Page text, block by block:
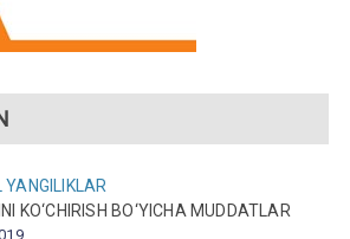
YANGILIKLAR
KO‘CHIRISH BO‘YICHA MUDDATLAR